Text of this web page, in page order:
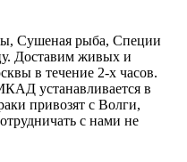
Сушеная рыба, Cпеции
Доставим живых и
в течение 2-х часов.
устанавливается в
привозят с Волги,
с нами не